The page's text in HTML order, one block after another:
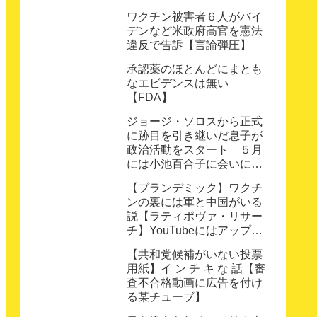
ワクチン被害者６人がバイ
デンなど米政府高官を憲法
違反で告訴【言論弾圧】
承認薬のほとんどにまとも
なエビデンスは無い
【FDA】
ジョージ・ソロスから正式
に跡目を引き継いだ息子が
政治活動をスタート ５月
には小池百合子に会いに来
【プランデミック】ワクチ
ンの裏には軍と中国がいる
説【ラティポヴァ・リサー
チ】YouTubeにはアップし
【共和党候補がいない投票
用紙】イ ン チ キ な 話【審
査不合格動画に広告を付け
る某チューブ】